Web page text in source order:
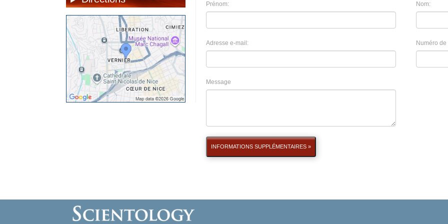
Prénom: Nom:
Adresse e-mail: Numéro
Message
INFORMATIONS SUPPLÉMENTAIRES »